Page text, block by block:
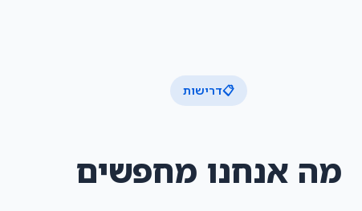
📋דרישות
מה אנחנו מחפשים